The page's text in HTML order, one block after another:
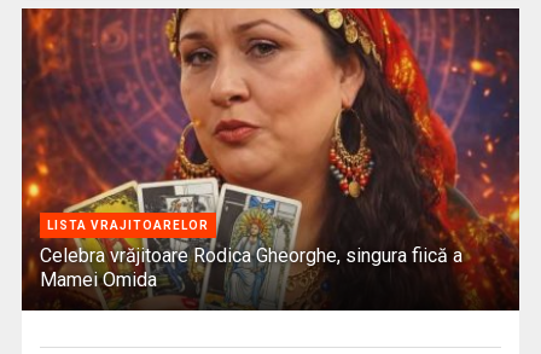
LISTA VRAJITOARELOR
Celebra vrăjitoare Rodica Gheorghe, singura fiică a
Mamei Omida